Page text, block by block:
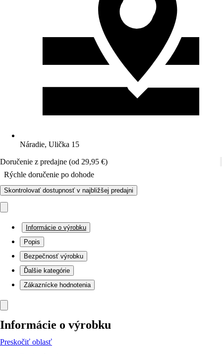
Náradie, Ulička 15
Doručenie z predajne (od 29,95 €)
Rýchle doručenie po dohode
Skontrolovať dostupnosť v najbližšej predajni
Informácie o výrobku
Popis
Bezpečnosť výrobku
Ďalšie kategórie
Zákaznícke hodnotenia
Informácie o výrobku
Preskočiť oblasť